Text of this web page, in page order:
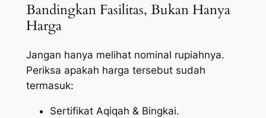
Bandingkan Fasilitas, Bukan Hanya
Harga
Jangan hanya melihat nominal rupiahnya.
Periksa apakah harga tersebut sudah
termasuk:
Sertifikat Aqiqah & Bingkai.